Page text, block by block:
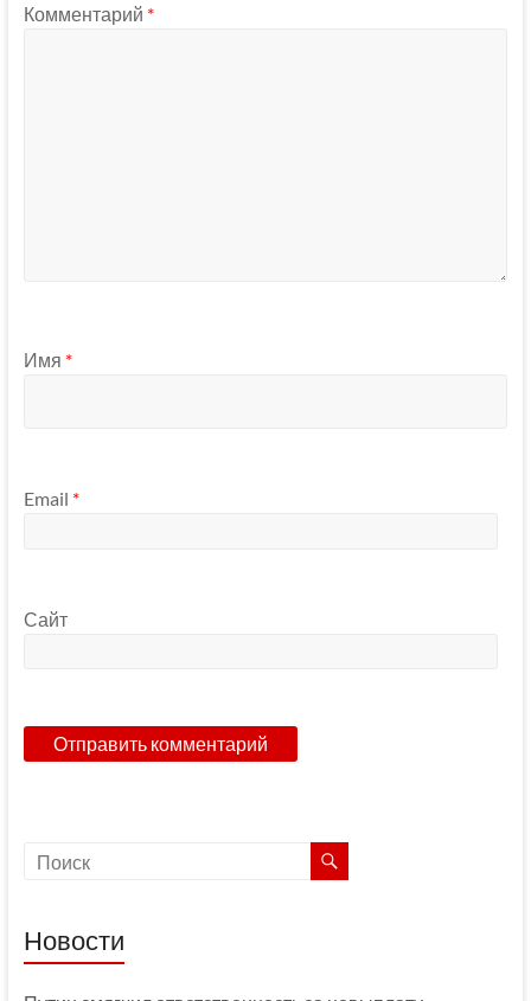
Комментарий *
Имя *
Email *
Сайт
Новости